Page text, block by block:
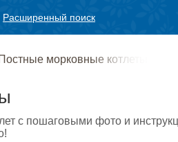
Расширенный поиск
Постные морковные котлеты
с пошаговыми фото и